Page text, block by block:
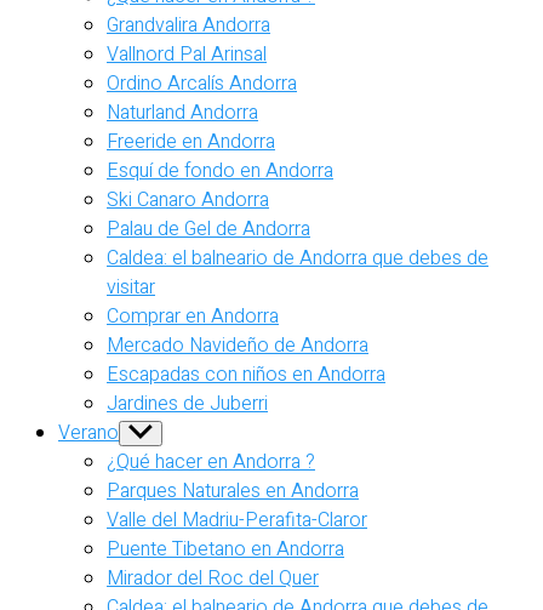
Grandvalira Andorra
Vallnord Pal Arinsal
Ordino Arcalís Andorra
Naturland Andorra
Freeride en Andorra
Esquí de fondo en Andorra
Ski Canaro Andorra
Palau de Gel de Andorra
Caldea: el balneario de Andorra que debes de
visitar
Comprar en Andorra
Mercado Navideño de Andorra
Escapadas con niños en Andorra
Jardines de Juberri
Verano Show
sub
menu
¿Qué hacer en Andorra ?
Parques Naturales en Andorra
Valle del Madriu-Perafita-Claror
Puente Tibetano en Andorra
Mirador del Roc del Quer